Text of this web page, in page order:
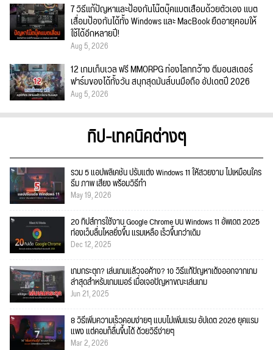
7 วิธีแก้ปัญหาและป้องกันโน๊ตบุ๊คแบตเสื่อมด้วยตัวเอง แบต
เสื่อมป้องกันได้ทั้ง Windows และ MacBook ยืดอายุคอมให้
ใช้ได้อีกหลายปี!
Aug 5, 2026
12 เกมเก็บเวล ฟรี MMORPG ท่องโลกกว้าง ตีมอนสเตอร์
ฟาร์มของได้ทั้งวัน สนุกสุดมันส์บนมือถือ อัปเดตปี 2026
Aug 5, 2026
ทิป-เทคนิคต่างๆ
รวม 5 แอปพลิเคชัน ปรับแต่ง Windows 11 ให้สวยงาม ไม่เหมือนใคร
ธีม ภาพ เสียง พร้อมวิธีทำ
May 19, 2026
20 ทิปส์การใช้งาน Google Chrome บน Windows 11 อัพเดต 2025
ท่องเว็บลื่นไหลยิ่งขึ้น แรมเหลือ เร็วขึ้นกว่าเดิม
Dec 12, 2025
เกมกระตุก? เล่นเกมแล้วจอค้าง? 10 วิธีแก้ปัญหาเด้งออกจากเกม
ล่าสุดสำหรับเกมเมอร์ เมื่อเจอปัญหาขณะเล่นเกม
Jun 21, 2025
8 วิธีเพิ่มความเร็วคอมง่ายๆ แบบไม่เพิ่มแรม อัปเดต 2026 ยุคแรม
แพง แต่คอมก็ลื่นขึ้นได้ ด้วยวิธีง่ายๆ
Mar 2, 2026